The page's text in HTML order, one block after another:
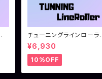
チューニングラインローラ
ー ダイワ用（18イグジスト
系）
¥6,930
10%OFF